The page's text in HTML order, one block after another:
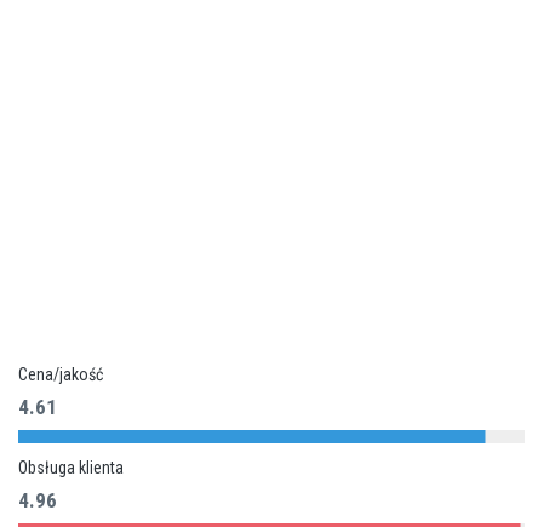
Cena/jakość
4.61
Obsługa klienta
4.96